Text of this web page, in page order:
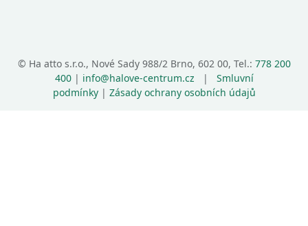
© Ha atto s.r.o., Nové Sady 988/2 Brno, 602 00, Tel.: 778 200
400| info@halove-centrum.cz | Smluvní
podmínky| Zásady ochrany osobních údajů